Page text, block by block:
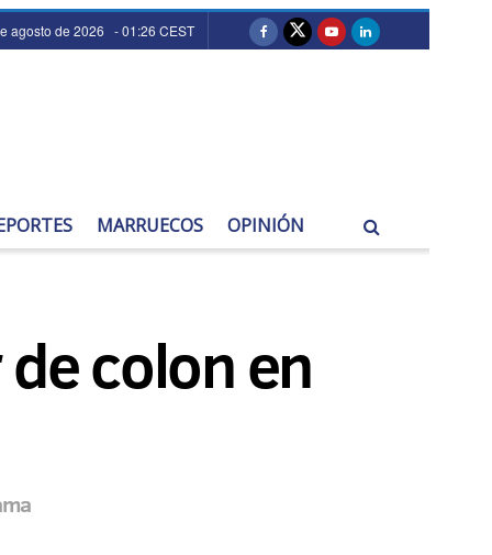
agosto de 2026 - 01:26 CEST
MARRUECOS OPINIÓN
colon en